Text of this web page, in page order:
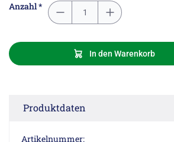
Anzahl *
In den Warenkorb
Produktdaten
Artikelnummer: